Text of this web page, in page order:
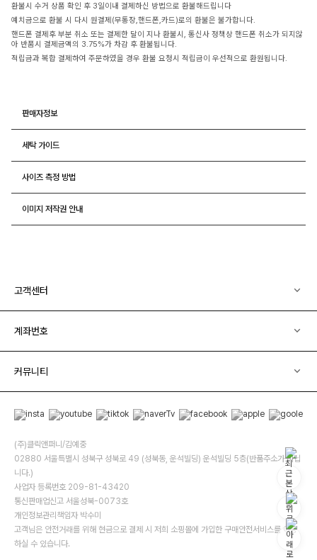
환불시 수거 상품 확인 후 3일이내 결제하신 방법으로 환불해드립니다
예치금으로 환불 시 다시 원결제(무통장,핸드폰,카드)로의 환불은 불가합니다.
핸드폰 결제후 부분 취소 또는 결제한 달이 지나 환불시, 통신사 정책상 핸드폰 취소가 되지않
아 반품시 결제금액의 3.75%가 차감 후 환불됩니다.
적립금과 복합 결제하여 주문하였을 경우 환불 요청시 적립금이 우선적으로 환원됩니다.
판매자정보
세탁 가이드
사이즈 측정 방법
이미지 저작권 안내
고객센터
계좌번호
커뮤니티
(주)클릭앤퍼니/김예중
02880 서울특별시 성북구 성북로 49 (성북동, 운석빌딩) 운석빌딩 5층(반품주소가 아닙
니다.)
사업자 등록번호 209-81-43420
통신판매업신고 서울성북-0073호
개인정보관리책임자 박수미
고객님은 안전거래를 위해 현금으로 결제 시 저희 소핑몰에 가입한 구매안전서비스를 이용
하실 수 있습니다.